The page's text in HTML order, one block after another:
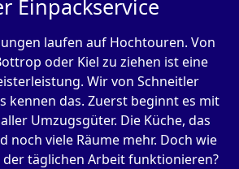
Einpackservice
laufen auf Hochtouren. Von
oder Kiel zu ziehen ist eine
Wir von Schneitler
kennen das. Zuerst beginnt es mit
Umzugsgüter. Die Küche, das
noch viele Räume mehr. Doch wie
täglichen Arbeit funktionieren?